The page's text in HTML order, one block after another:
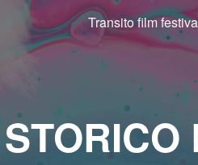
to main contentTransito film
STORICO